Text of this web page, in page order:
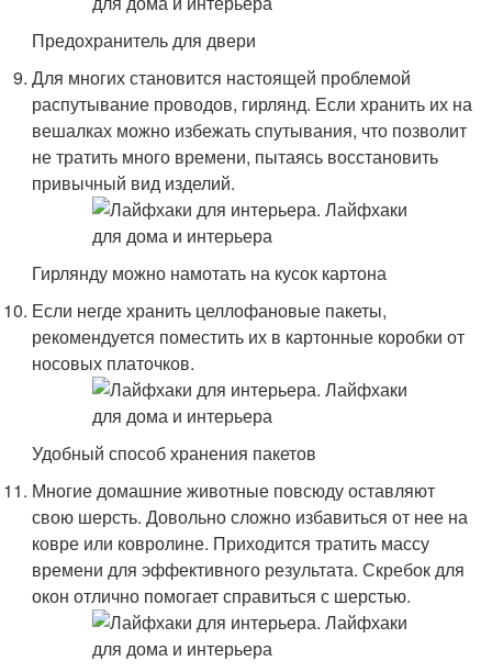
Предохранитель для двери
Для многих становится настоящей проблемой
распутывание проводов, гирлянд. Если хранить их на
вешалках можно избежать спутывания, что позволит
не тратить много времени, пытаясь восстановить
привычный вид изделий.
Гирлянду можно намотать на кусок картона
Если негде хранить целлофановые пакеты,
рекомендуется поместить их в картонные коробки от
носовых платочков.
Удобный способ хранения пакетов
Многие домашние животные повсюду оставляют
свою шерсть. Довольно сложно избавиться от нее на
ковре или ковролине. Приходится тратить массу
времени для эффективного результата. Скребок для
окон отлично помогает справиться с шерстью.